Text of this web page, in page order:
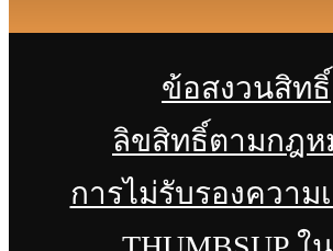
ข้อสงวนสิทธิ์
ลิขสิทธิ์ตามกฎห
การไม่รับรองความ